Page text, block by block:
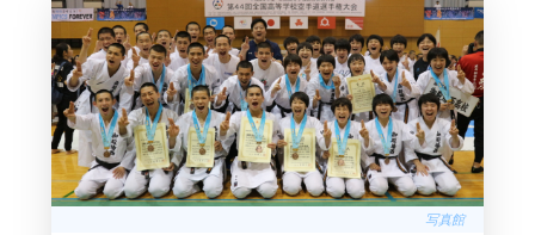
写真館